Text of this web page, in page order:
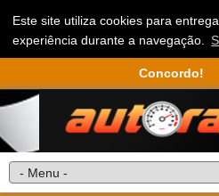
Este site utiliza cookies para
experiência durante a navegação.
Concordo!